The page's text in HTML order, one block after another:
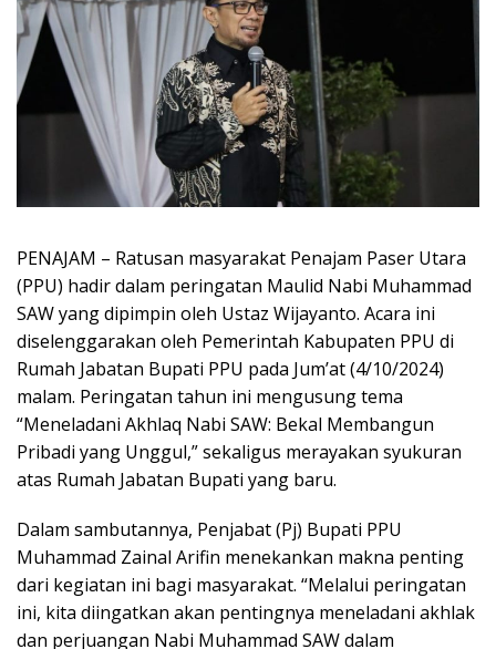
PENAJAM – Ratusan masyarakat Penajam Paser Utara
(PPU) hadir dalam peringatan Maulid Nabi Muhammad
SAW yang dipimpin oleh Ustaz Wijayanto. Acara ini
diselenggarakan oleh Pemerintah Kabupaten PPU di
Rumah Jabatan Bupati PPU pada Jum’at (4/10/2024)
malam. Peringatan tahun ini mengusung tema
“Meneladani Akhlaq Nabi SAW: Bekal Membangun
Pribadi yang Unggul,” sekaligus merayakan syukuran
atas Rumah Jabatan Bupati yang baru.
Dalam sambutannya, Penjabat (Pj) Bupati PPU
Muhammad Zainal Arifin menekankan makna penting
dari kegiatan ini bagi masyarakat. “Melalui peringatan
ini, kita diingatkan akan pentingnya meneladani akhlak
dan perjuangan Nabi Muhammad SAW dalam